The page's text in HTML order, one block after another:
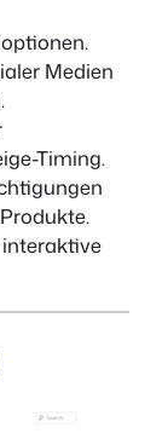
Medien
Timing.